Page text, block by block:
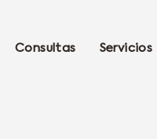
Consultas Servicios